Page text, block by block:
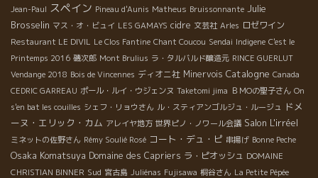
Jean-Paul スペイン Pineau d'Aunis Matheus Bruissonnante Julie
Brosselin マス・オ・ビュイ LES GAMAYS cidre 文芸社 Arles ロゼワイン
Restaurant LE DIVIL Le Clos Fantine Chant Coucou Sendai Indigene C'est le
Printemps 2016 磯次郎 Mont Brulius ラ・タルバルド醸造元 RINCE GUERLUT
Vendange 2018 Bois de Vincennes ディオニ社 Minervois Catalogne Canada
CEDRIC GARREAU ポール・ルイ・ウジェンヌ Taketomi jima ＢＭОの聖子さん On
s'en bat les couilles シェフ・リョウさん ル・スティアンゴルジュ・ルージュ ドメ
ーヌ・エリック・カム アレイヤ地方 世界ピノ・ノワール会議 Salon L'irréel
ミネットの佐野さん Rémy Soulié Rosé コート・デュ・ピ 串揚げ Bonne Peche
Osaka Komatsuya Domaine des Capriers ラ・ピオッシュ DOMAINE
CHRISTIAN BINNER Sud 宮古島 Juliénas Fujisawa 桐谷さん La Petite Pépée